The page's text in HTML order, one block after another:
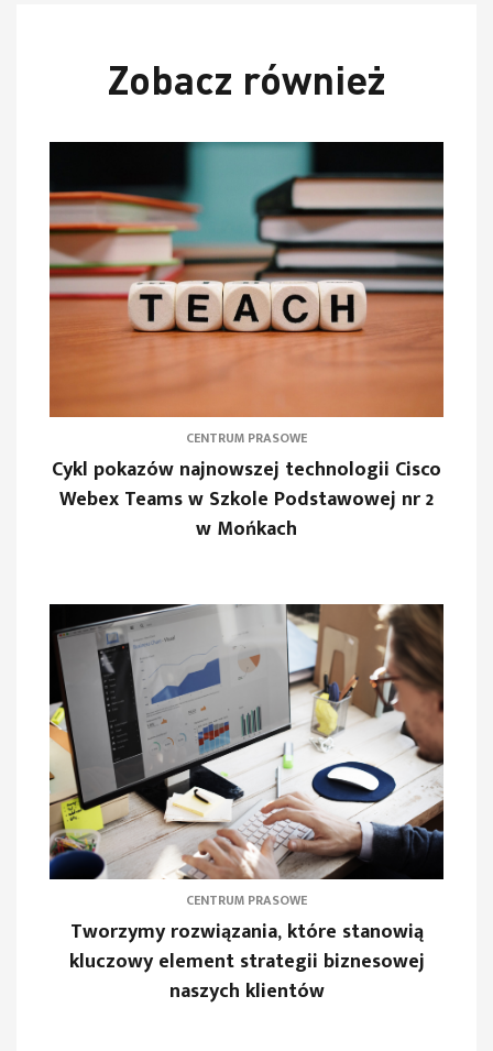
Zobacz również
CENTRUM PRASOWE
Cykl pokazów najnowszej technologii Cisco
Webex Teams w Szkole Podstawowej nr 2
w Mońkach
CENTRUM PRASOWE
Tworzymy rozwiązania, które stanowią
kluczowy element strategii biznesowej
naszych klientów